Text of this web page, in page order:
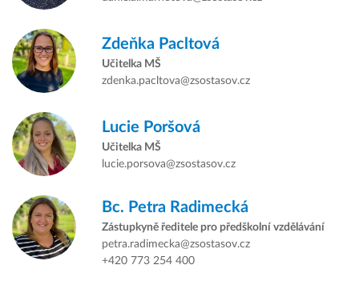
Zdeňka Pacltová
Učitelka MŠ
zdenka.pacltova@zsostasov.cz
Lucie Poršová
Učitelka MŠ
lucie.porsova@zsostasov.cz
Bc. Petra Radimecká
Zástupkyně ředitele pro předškolní vzdělávání
petra.radimecka@zsostasov.cz
+420 773 254 400